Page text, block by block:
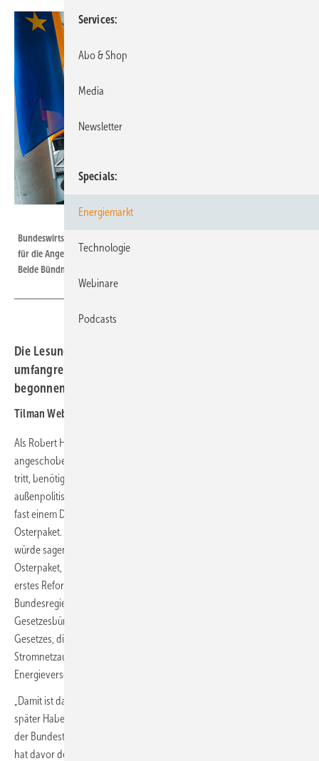
Bundeswirtschaftsminister Robert Habeck und der Leiter des Ausschusses
für die Angelegenheiten der Europäischen Union, Anton Hofreiter (rechts).
Beide Bündnis 90/Die Grünen
Die Lesungen des Osterpakets zur vielleicht
umfangreichsten Reform der Energiewende haben
begonnen. Schubwirkung für Windparks an Land.
Tilman Weber
Als Robert Habeck bei der ersten Lesung der von seinem Ministerium
angeschobenen drei Sammelnovellen ans Rednerpult im Bundestag
tritt, benötigt er knapp zwei Minuten für die Beschreibung
außenpolitischer Konflikte als Rahmenbedingung der Reformen. Nach
fast einem Drittel seiner Redezeit spricht er noch ein wenig vom
Osterpaket. Es sei „die größte Energiemarktreform seit Jahren – ich
würde sagen: seit Jahrzehnten“. Aus dem sehr umfangreichen
Osterpaket, das der Bundeswirtschaftsminister schon Anfang April als
erstes Reformpaket mit 500 Seiten vorgestellt hatte, hatte die
Bundesregierung zur Debatte am 12. Mai drei ebenfalls umfangreiche
Gesetzesbündel eingebracht: Die Reform des Erneuerbare-Energien-
Gesetzes, die Offshore-Windenergie-Reform und die Reform zum
Stromnetzausbau mitsamt Verbraucherschutz vor der Marktmacht der
Energieversorger.
„Damit ist das Startsignal für den Turboausbau da“, sagt Minuten
später Habecks Parteifreundin Julia Verlinden, Energiewendeexpertin
der Bundestagsfraktion von Bündnis 90/Die Grünen. Worum es geht,
hat davor der Minister mit seinem Verweis auf den Angriff Russlands
Services
Abo & Shop
Media
Newsletter
Specials
Energiemarkt
Technologie
Webinare
Podcasts